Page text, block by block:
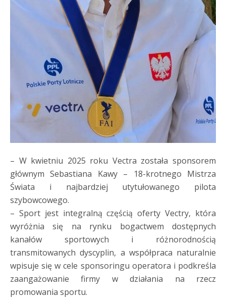
– W kwietniu 2025 roku Vectra została sponsorem
głównym Sebastiana Kawy – 18-krotnego Mistrza
Świata i najbardziej utytułowanego pilota
szybowcowego.
– Sport jest integralną częścią oferty Vectry, która
wyróżnia się na rynku bogactwem dostępnych
kanałów sportowych i różnorodnością
transmitowanych dyscyplin, a współpraca naturalnie
wpisuje się w cele sponsoringu operatora i podkreśla
zaangażowanie firmy w działania na rzecz
promowania sportu.